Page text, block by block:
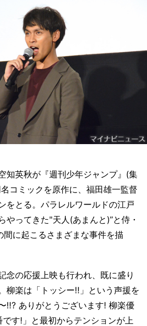
知英秋が『週刊少年ジャンプ』(集
コミックを原作に、福田雄一監督
をとる。パラレルワールドの江戸
やってきた"天人(あまんと)”と侍・
間に起こるさまざまな事件を描
念の応援上映も行われ、既に盛り
柳楽は「トッシー!!」という声援を
!!? ありがとうございます! 柳楽優
す!」と最初からテンションが上